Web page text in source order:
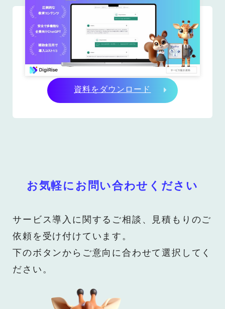
資料をダウンロード
お気軽にお問い合わせください
サービス導入に関するご相談、見積もりのご
依頼を受け付けています。
下のボタンからご意向に合わせて選択してく
ださい。